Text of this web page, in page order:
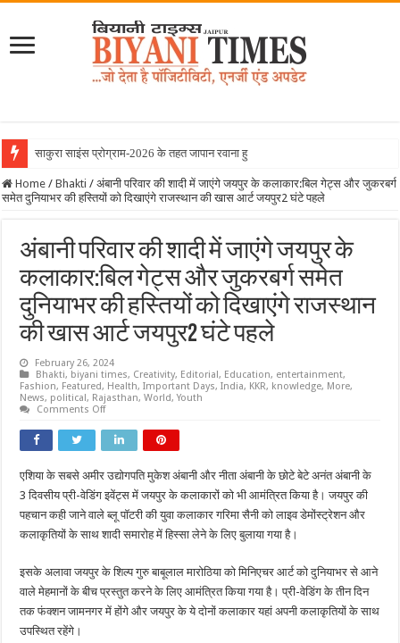
साकुरा साइंस प्रोग्राम-2026 के तहत जापान रवाना हुई बियानी ग
Home / Bhakti / अंबानी परिवार की शादी में जाएंगे जयपुर के कलाकार:बिल गेट्स और जुकरबर्ग
समेत दुनियाभर की हस्तियों को दिखाएंगे राजस्थान की खास आर्ट जयपुर2 घंटे पहले
अंबानी परिवार की शादी में जाएंगे जयपुर के
कलाकार:बिल गेट्स और जुकरबर्ग समेत
दुनियाभर की हस्तियों को दिखाएंगे राजस्थान
की खास आर्ट जयपुर2 घंटे पहले
February 26, 2024
Bhakti, biyani times, Creativity, Editorial, Education, entertainment,
Fashion, Featured, Health,Important Days,India, KKR, knowledge, More,
News, political, Rajasthan,World,Youth
Comments Offon
परिवार
शादी
जाएंगे
जयपुर
के
कलाकार:बिल
गेट्स
और
दुनियाभर
हस्तियों
को
दिखाएंगे
एशिया के सबसे अमीर उद्योगपति मुकेश अंबानी और नीता अंबानी के छोटे बेटे अनंत अंबानी के
3 दिवसीय प्री-वेडिंग इवेंट्स में जयपुर के कलाकारों को भी आमंत्रित किया है। जयपुर की
पहचान कही जाने वाले ब्लू पॉटरी की युवा कलाकार गरिमा सैनी को लाइव डेमोंस्ट्रेशन और
कलाकृतियों के साथ शादी समारोह में हिस्सा लेने के लिए बुलाया गया है।
इसके अलावा जयपुर के शिल्प गुरु बाबूलाल मारोठिया को मिनिएचर आर्ट को दुनियाभर से आने
वाले मेहमानों के बीच प्रस्तुत करने के लिए आमंत्रित किया गया है। प्री-वेडिंग के तीन दिन
तक फंक्शन जामनगर में होंगे और जयपुर के ये दोनों कलाकार यहां अपनी कलाकृतियों के साथ
उपस्थित रहेंगे।